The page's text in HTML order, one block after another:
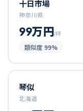
十日市場
神奈川県
99万円/坪
類似度 99%
琴似
北海道